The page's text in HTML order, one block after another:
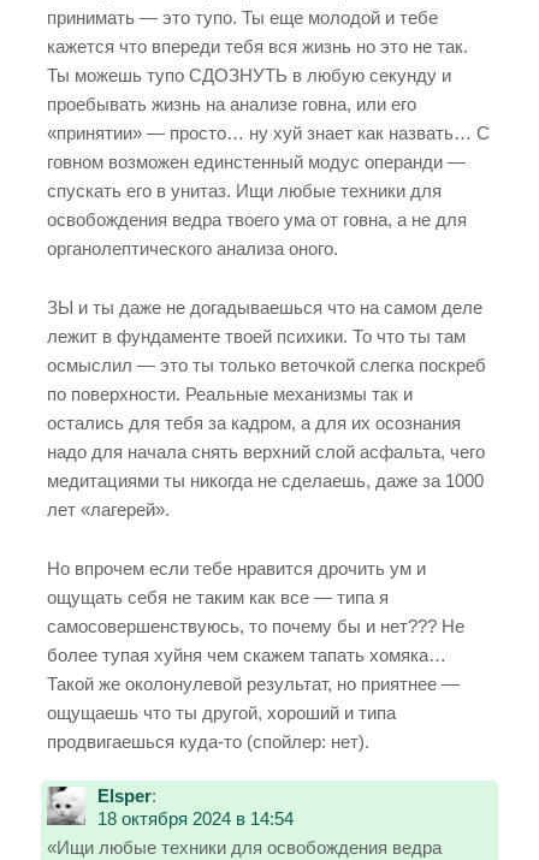
принимать — это тупо. Ты еще молодой и тебе
кажется что впереди тебя вся жизнь но это не так.
Ты можешь тупо СДОЗНУТЬ в любую секунду и
проебывать жизнь на анализе говна, или его
«принятии» — просто… ну хуй знает как назвать… С
говном возможен единстенный модус операнди —
спускать его в унитаз. Ищи любые техники для
освобождения ведра твоего ума от говна, а не для
органолептического анализа оного.
ЗЫ и ты даже не догадываешься что на самом деле
лежит в фундаменте твоей психики. То что ты там
осмыслил — это ты только веточкой слегка поскреб
по поверхности. Реальные механизмы так и
остались для тебя за кадром, а для их осознания
надо для начала снять верхний слой асфальта, чего
медитациями ты никогда не сделаешь, даже за 1000
лет «лагерей».
Но впрочем если тебе нравится дрочить ум и
ощущать себя не таким как все — типа я
самосовершенствуюсь, то почему бы и нет??? Не
более тупая хуйня чем скажем тапать хомяка…
Такой же околонулевой результат, но приятнее —
ощущаешь что ты другой, хороший и типа
продвигаешься куда-то (спойлер: нет).
Elsper:
18 октября 2024 в 14:54
«Ищи любые техники для освобождения ведра